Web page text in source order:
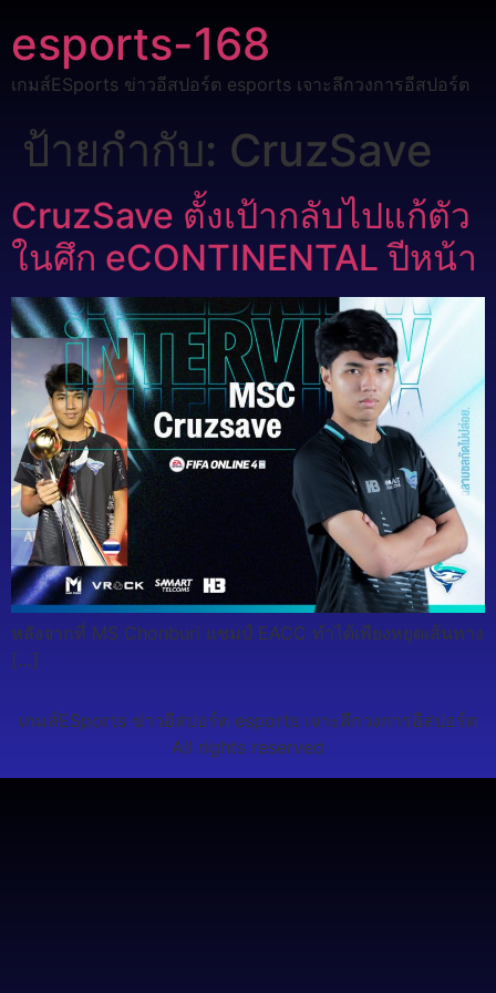
esports-168
เกมส์ESports ข่าวอีสปอร์ต esports เจาะลึกวงการอีสปอร์ต
ป้ายกำกับ: CruzSave
CruzSave ตั้งเป้ากลับไปแก้ตัว
ในศึก eCONTINENTAL ปีหน้า
หลังจากที่ MS Chonburi แชมป์ EACC ทำได้เพียงหยุดเส้นทาง
[…]
เกมส์ESports ข่าวอีสปอร์ต esports เจาะลึกวงการอีสปอร์ต
All rights reserved